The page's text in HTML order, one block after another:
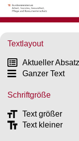
Textlayout
Aktueller Absatz
Ganzer Text
Schriftgröße
Text größer
Text kleiner